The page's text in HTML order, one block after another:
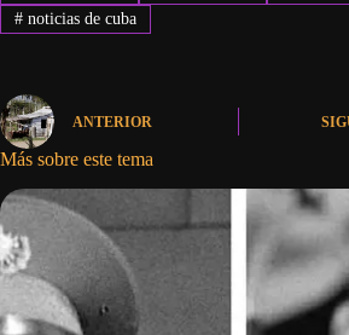
#noticias de cuba
ANTERIOR
Más sobre este tema